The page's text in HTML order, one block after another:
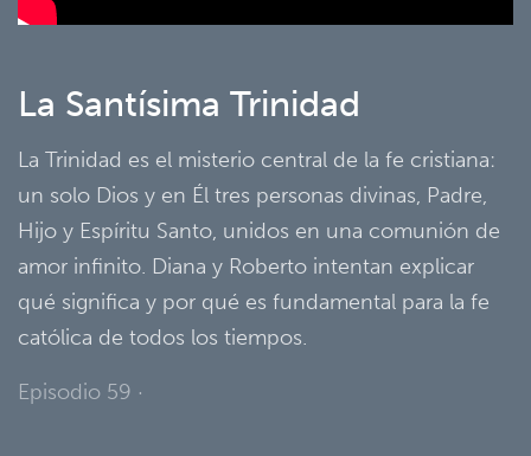
La Santísima Trinidad
La Trinidad es el misterio central de la fe cristiana:
un solo Dios y en Él tres personas divinas, Padre,
Hijo y Espíritu Santo, unidos en una comunión de
amor infinito. Diana y Roberto intentan explicar
qué significa y por qué es fundamental para la fe
católica de todos los tiempos.
Episodio 59 ·